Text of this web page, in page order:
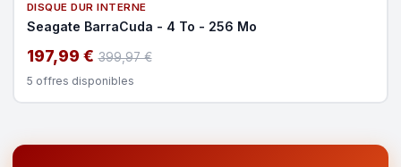
DISQUE DUR INTERNE
Seagate BarraCuda - 4 To - 256 Mo
197,99 € 399,97 €
5 offres disponibles